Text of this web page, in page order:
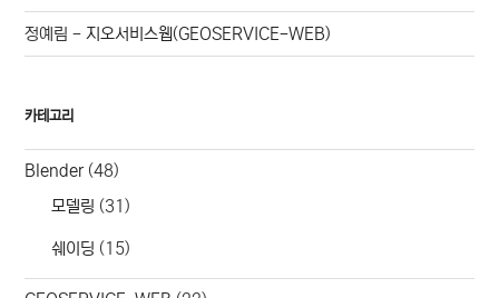
정예림 -지오서비스웹(GEOSERVICE-WEB)
카테고리
Blender(48)
모델링 (31)
쉐이딩 (15)